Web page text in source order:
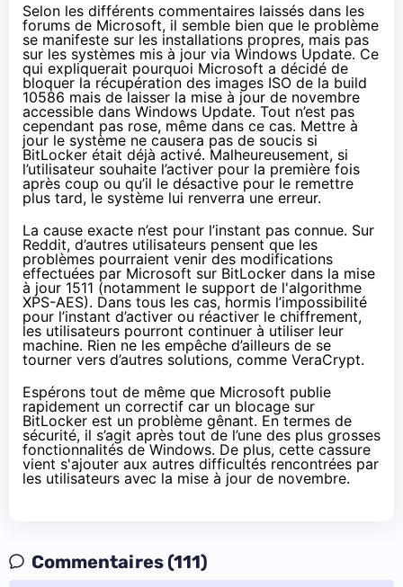
Selon les différents commentaires laissés dans les
forums de Microsoft, il semble bien que le problème
se manifeste sur les installations propres, mais pas
sur les systèmes mis à jour via Windows Update. Ce
qui expliquerait pourquoi Microsoft a décidé de
bloquer la récupération des images ISO de la build
10586 mais de laisser la mise à jour de novembre
accessible dans Windows Update. Tout n’est pas
cependant pas rose, même dans ce cas. Mettre à
jour le système ne causera pas de soucis si
BitLocker était déjà activé. Malheureusement, si
l’utilisateur souhaite l’activer pour la première fois
après coup ou qu’il le désactive pour le remettre
plus tard, le système lui renverra une erreur.
La cause exacte n’est pour l’instant pas connue. Sur
Reddit, d’autres utilisateurs pensent que les
problèmes pourraient venir des modifications
effectuées par Microsoft sur BitLocker dans la mise
à jour 1511 (notamment le support de l'algorithme
XPS-AES). Dans tous les cas, hormis l’impossibilité
pour l’instant d’activer ou réactiver le chiffrement,
les utilisateurs pourront continuer à utiliser leur
machine. Rien ne les empêche d’ailleurs de se
tourner vers d’autres solutions, comme VeraCrypt.
Espérons tout de même que Microsoft publie
rapidement un correctif car un blocage sur
BitLocker est un problème gênant. En termes de
sécurité, il s’agit après tout de l’une des plus grosses
fonctionnalités de Windows. De plus, cette cassure
vient s'ajouter aux autres difficultés rencontrées par
les utilisateurs avec la mise à jour de novembre.
Commentaires (111)